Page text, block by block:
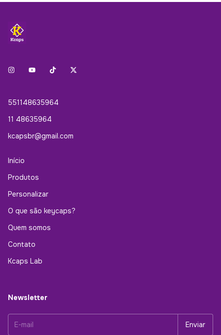
551148635964
11 48635964
kcapsbr@gmail.com
Início
Produtos
Personalizar
O que são keycaps?
Quem somos
Contato
Kcaps Lab
Newsletter